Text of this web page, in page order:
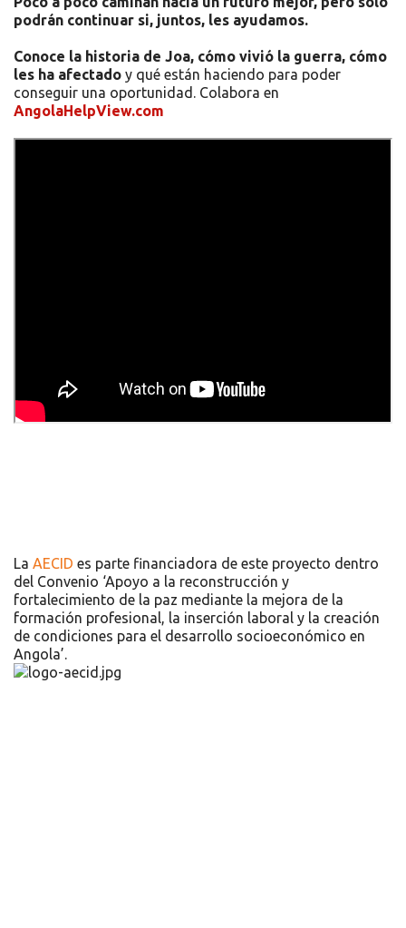
podrán continuar si, juntos, les ayudamos.
Conoce la historia de Joa, cómo vivió la guerra, cómo
les ha afectado y qué están haciendo para poder
conseguir una oportunidad. Colabora en
AngolaHelpView.com
La AECID es parte financiadora de este proyecto dentro
del Convenio ‘Apoyo a la reconstrucción y
fortalecimiento de la paz mediante la mejora de la
formación profesional, la inserción laboral y la creación
de condiciones para el desarrollo socioeconómico en
Angola’.